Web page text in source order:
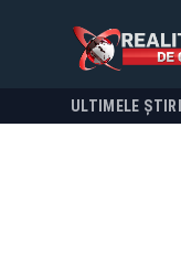
ULTIMELE ȘTIRI